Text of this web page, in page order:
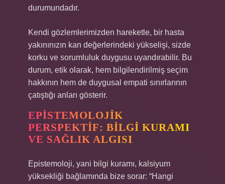
durumundadır.
Kendi gözlemlerimizden hareketle, bir hasta
yakınınızın kan değerlerindeki yükselişi, sizde
korku ve sorumluluk duygusu uyandırabilir. Bu
durum, etik olarak, hem bilgilendirilmiş seçim
hakkının hem de duygusal empati sınırlarının
çatıştığı anları gösterir.
EPISTEMOLOJIK
PERSPEKTIF: BILGI KURAMI
VE SAĞLIK ALGISI
Epistemoloji, yani bilgi kuramı, kalsiyum
yüksekliği bağlamında bize sorar: “Hangi